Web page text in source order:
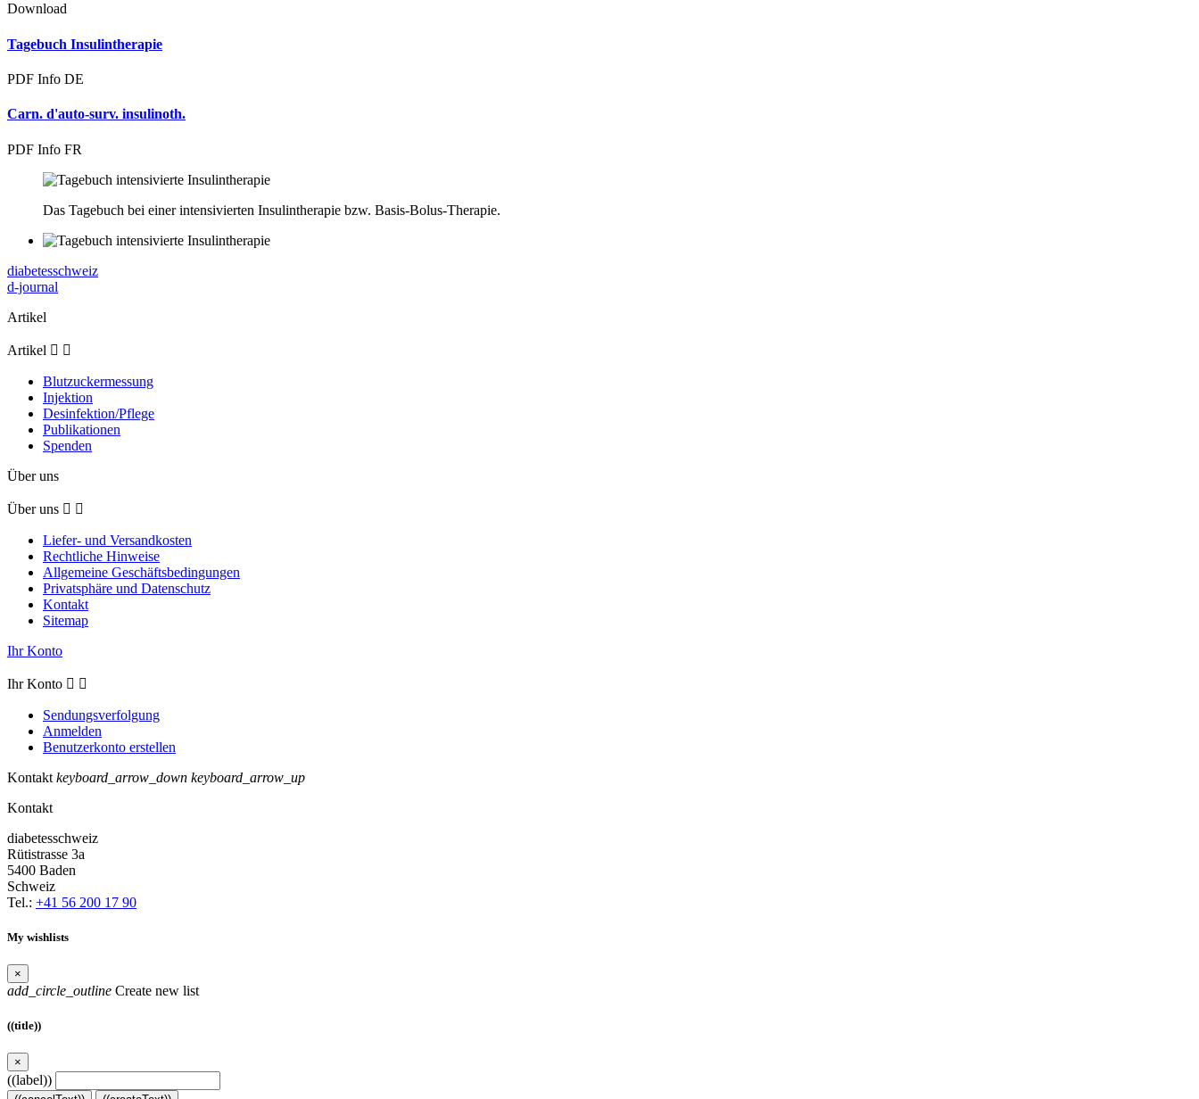
Download
Tagebuch Insulintherapie
PDF Info DE
Carn. d'auto-surv. insulinoth.
PDF Info FR
Das Tagebuch bei einer intensivierten Insulintherapie bzw. Basis-Bolus-Therapie.
diabetesschweiz
d-journal
Artikel
Artikel  
Blutzuckermessung
Injektion
Desinfektion/Pflege
Publikationen
Spenden
Über uns
Über uns  
Liefer- und Versandkosten
Rechtliche Hinweise
Allgemeine Geschäftsbedingungen
Privatsphäre und Datenschutz
Kontakt
Sitemap
Ihr Konto
Ihr Konto  
Sendungsverfolgung
Anmelden
Benutzerkonto erstellen
Kontakt keyboard_arrow_down keyboard_arrow_up
Kontakt
diabetesschweiz
Rütistrasse 3a
5400 Baden
Schweiz
Tel.: +41 56 200 17 90
My wishlists
×
add_circle_outline Create new list
((title))
×
((label))